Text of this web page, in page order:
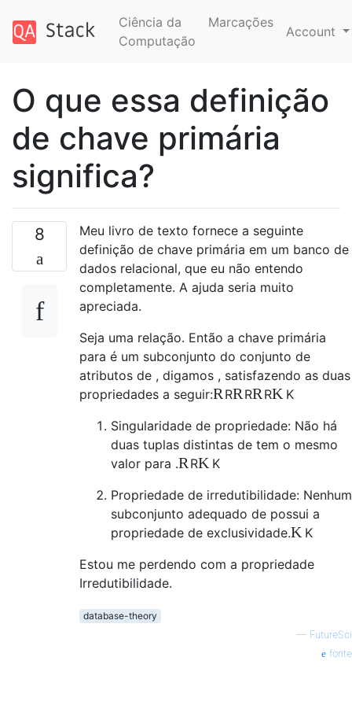
Ciência da
Computação
Marcações
Account
O que essa definição
de chave primária
significa?
8
Meu livro de texto fornece a seguinte
definição de chave primária em um banco de
dados relacional, que eu não entendo
completamente. A ajuda seria muito
apreciada.
Seja uma relação. Então a chave primária
para é um subconjunto do conjunto de
atributos de , digamos , satisfazendo as duas
propriedades a seguir:R RR RR RK K
Singularidade de propriedade: Não há
duas tuplas distintas de tem o mesmo
valor para .R RK K
Propriedade de irredutibilidade: Nenhum
subconjunto adequado de possui a
propriedade de exclusividade.K K
Estou me perdendo com a propriedade
Irredutibilidade.
database-theory
— FutureSci
fonte